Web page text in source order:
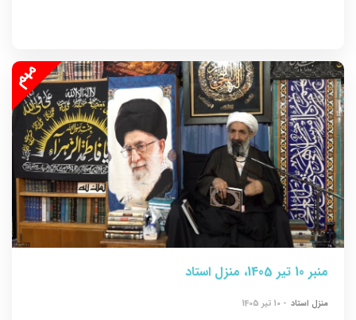
منبر 10 تیر 1405، منزل استاد
منزل استاد - 10 تیر 1405